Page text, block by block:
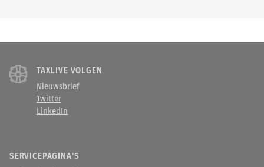
TAXLIVE VOLGEN
Nieuwsbrief
Twitter
LinkedIn
SERVICEPAGINA'S